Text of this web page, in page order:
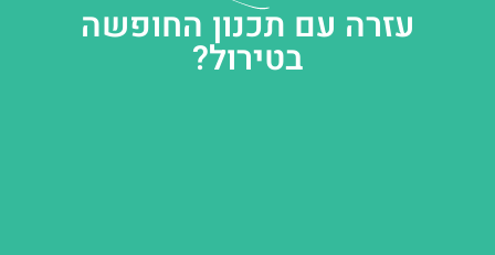
עזרה עם תכנון החופשה
בטירול?